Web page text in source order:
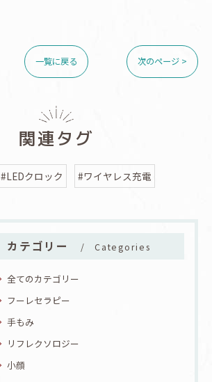
一覧に戻る 次のページ >
関連タグ
#LEDクロック #ワイヤレス充電
カテゴリー Categories
全てのカテゴリー
フーレセラピー
手もみ
リフレクソロジー
小顔